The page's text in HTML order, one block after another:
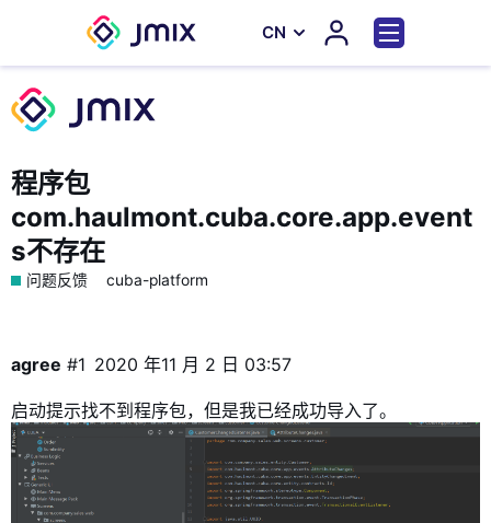
СN
程序包
com.haulmont.cuba.core.app.event
s不存在
问题反馈 cuba-platform
agree 2020 年11 月 2 日 03:57
#1
启动提示找不到程序包，但是我已经成功导入了。